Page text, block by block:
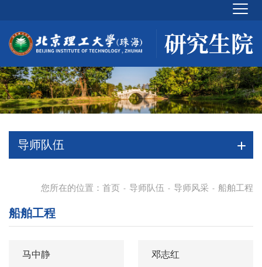
导师队伍
您所在的位置： 首页 - 导师队伍 - 导师风采 - 船舶工程
船舶工程
马中静 邓志红